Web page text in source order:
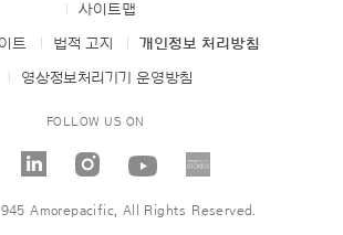
사이트맵
트 법적 고지 개인정보 처리방침
영상정보처리기기 운영방침
FOLLOW US ON
facebook
linked_in
instagram
youtube
Amorepacific, All Rights Reserved.